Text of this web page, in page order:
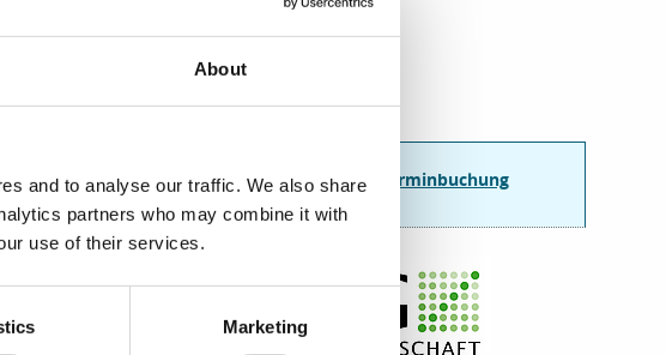
About
and to analyse our traffic. We also share
partners who may combine it with
use of their services.
Marketing
Infopunkt 3, Ebene 3
Sprechstunden und Terminbuchung